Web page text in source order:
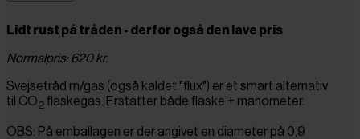
Lidt rust på tråden - derfor også den lave pris
Normalpris: 620 kr.
Svejsetråd m/gas (også kaldet "flux") er et smart alternativ
til CO2 flaskegas. Erstatter både flaske + manometer.
OBS: På emballagen er der angivet en diameter på 0,9